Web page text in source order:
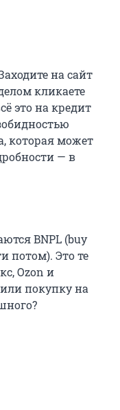
на сайт
кликаете
это на кредит
которая может
— в
BNPL (buy
потом). Это те
Ozon и
покупку на